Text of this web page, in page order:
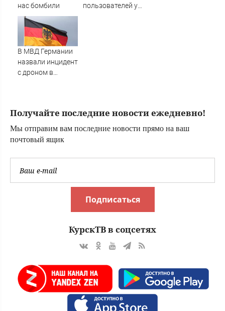
нас бомбили
пользователей утилизировать
В МВД Германии
назвали инцидент
с дроном в
- РЕН ТВ -
МирТесен
Получайте последние новости ежедневно!
Мы отправим вам последние новости прямо на ваш
почтовый ящик
Подписаться
КурскТВ в соцсетях